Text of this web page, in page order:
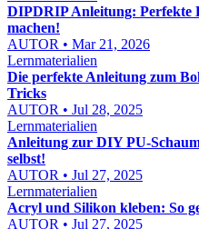
DIPDRIP Anleitung: Perfekte
machen!
AUTOR • Mar 21, 2026
Lernmaterialien
Die perfekte Anleitung zum
Tricks
AUTOR • Jul 28, 2025
Lernmaterialien
Anleitung zur DIY PU-
selbst!
AUTOR • Jul 27, 2025
Lernmaterialien
Acryl und Silikon kleben: So
AUTOR • Jul 27, 2025